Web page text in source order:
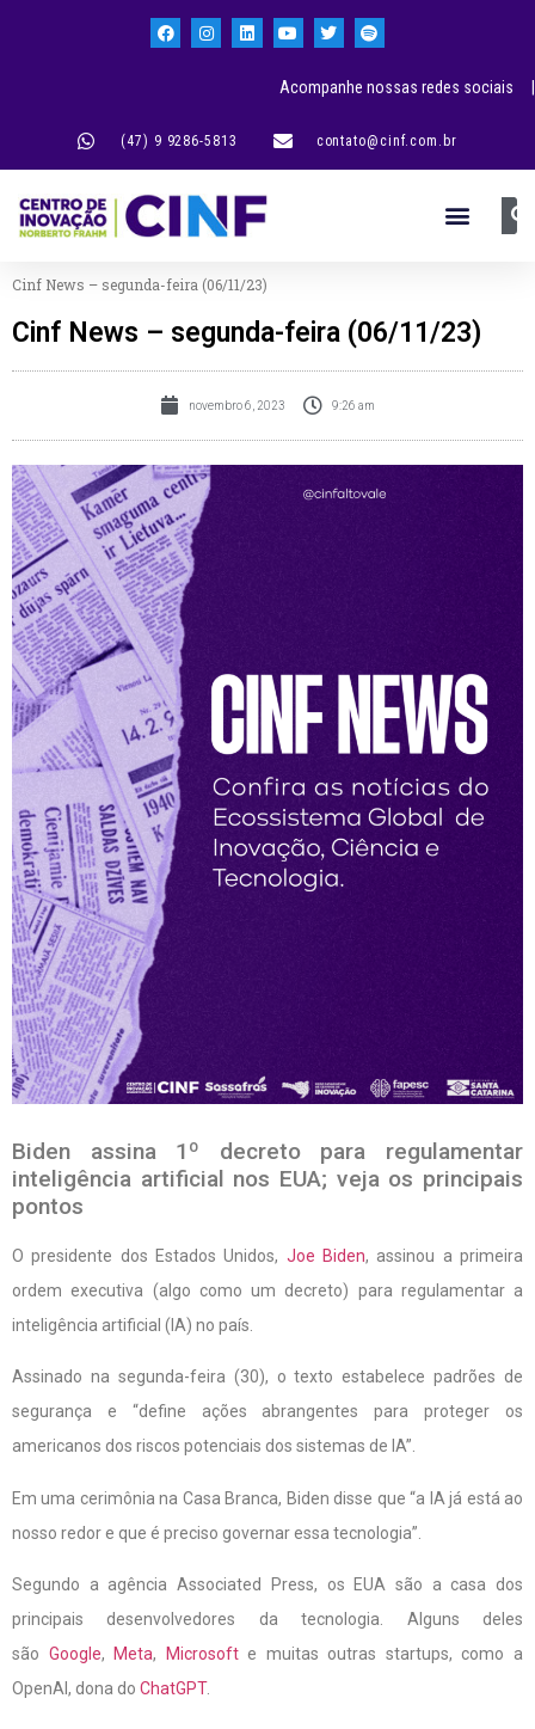
(47) 9 9286-5813 contato@cinf.com.br
Acompanhe nossas redes sociais |
Cinf News – segunda-feira (06/11/23)
Cinf News – segunda-feira (06/11/23)
novembro 6, 2023 9:26 am
Biden assina 1º decreto para regulamentar
inteligência artificial nos EUA; veja os principais
pontos
O presidente dos Estados Unidos, Joe Biden, assinou a primeira
ordem executiva (algo como um decreto) para regulamentar a
inteligência artificial (IA) no país.
Assinado na segunda-feira (30), o texto estabelece padrões de
segurança e “define ações abrangentes para proteger os
americanos dos riscos potenciais dos sistemas de IA”.
Em uma cerimônia na Casa Branca, Biden disse que “a IA já está ao
nosso redor e que é preciso governar essa tecnologia”.
Segundo a agência Associated Press, os EUA são a casa dos
principais desenvolvedores da tecnologia. Alguns deles
são Google, Meta, Microsofte muitas outras startups, como a
OpenAI, dona do ChatGPT.